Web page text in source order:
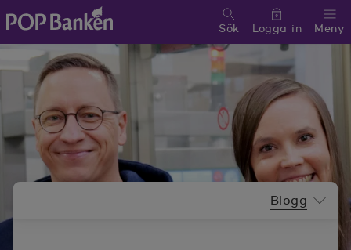
POP banken, till hemsidan
Meny
Sök Logga in
Blogg